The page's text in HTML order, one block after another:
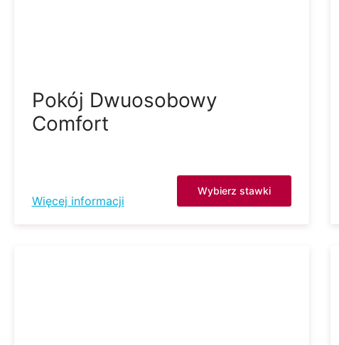
Pokój Dwuosobowy
Comfort
Więcej informacji
Wybierz stawki